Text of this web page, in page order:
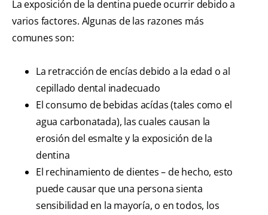
La exposición de la dentina puede ocurrir debido a
varios factores. Algunas de las razones más
comunes son:
La retracción de encías debido a la edad o al
cepillado dental inadecuado
El consumo de bebidas acídas (tales como el
agua carbonatada), las cuales causan la
erosión del esmalte y la exposición de la
dentina
El rechinamiento de dientes – de hecho, esto
puede causar que una persona sienta
sensibilidad en la mayoría, o en todos, los